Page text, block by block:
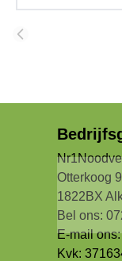
Otterkoog
1822BX
Bel ons:
E-mail
Kvk: